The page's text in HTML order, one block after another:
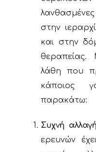
στην
και στην
θεραπείας.
λάθη που
κάποιος
παρακάτω:
Συχνή
ερευνών